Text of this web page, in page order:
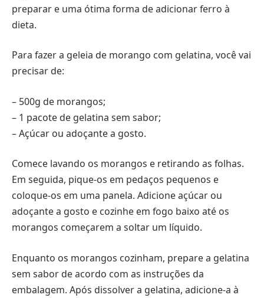
preparar e uma ótima forma de adicionar ferro à
dieta.
Para fazer a geleia de morango com gelatina, você vai
precisar de:
– 500g de morangos;
– 1 pacote de gelatina sem sabor;
– Açúcar ou adoçante a gosto.
Comece lavando os morangos e retirando as folhas.
Em seguida, pique-os em pedaços pequenos e
coloque-os em uma panela. Adicione açúcar ou
adoçante a gosto e cozinhe em fogo baixo até os
morangos começarem a soltar um líquido.
Enquanto os morangos cozinham, prepare a gelatina
sem sabor de acordo com as instruções da
embalagem. Após dissolver a gelatina, adicione-a à